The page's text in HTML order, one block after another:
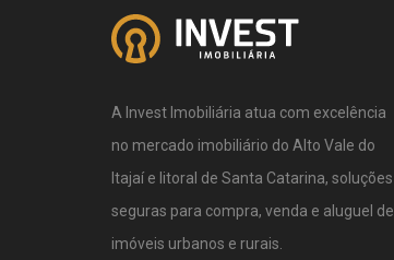
A Invest Imobiliária atua com excelência
no mercado imobiliário do Alto Vale do
Itajaí e litoral de Santa Catarina, soluções
seguras para compra, venda e aluguel de
imóveis urbanos e rurais.